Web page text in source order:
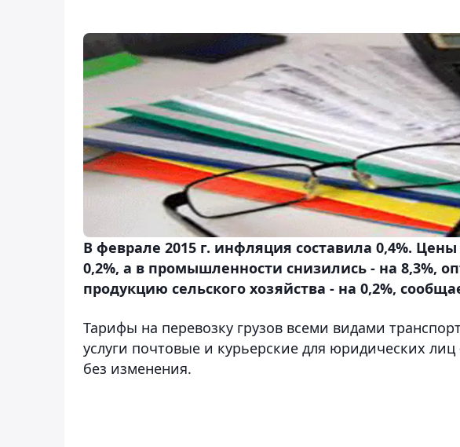
В феврале 2015 г. инфляция составила 0,4%.
0,2%, а в промышленности снизились - на 8,3%,
продукцию сельского хозяйства - на 0,2%,
Тарифы на перевозку грузов всеми видами
услуги почтовые и курьерские для юридических лиц
без изменения.